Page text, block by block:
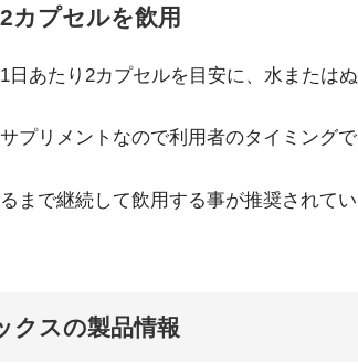
カプセルを飲用
日あたり2カプセルを目安に、水または
プリメントなので利用者のタイミングで
まで継続して飲用する事が推奨されてい
クスの製品情報